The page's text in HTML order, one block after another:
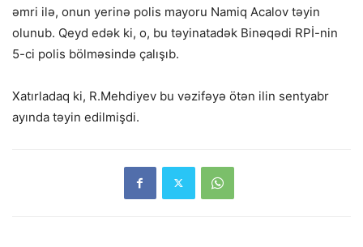
əmri ilə, onun yerinə polis mayoru Namiq Acalov təyin
olunub. Qeyd edək ki, o, bu təyinatadək Binəqədi RPİ-nin
5-ci polis bölməsində çalışıb.
Xatırladaq ki, R.Mehdiyev bu vəzifəyə ötən ilin sentyabr
ayında təyin edilmişdi.